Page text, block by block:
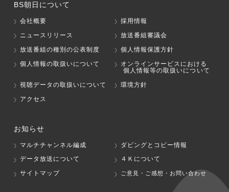
BS朝日について
会社概要
採用情報
ニュースリリース
放送番組審議会
放送番組の種別の公表制度
個人情報保護方針
個人情報の取扱いについて
オンラインサービスにおける
個人情報等の取扱いについて
視聴データの取扱いについて
環境方針
アクセス
お知らせ
マルチチャンネル編成
ダビングとコピー情報
データ放送について
４Ｋについて
サイトマップ
ご意見・ご感想・お問い合わせ